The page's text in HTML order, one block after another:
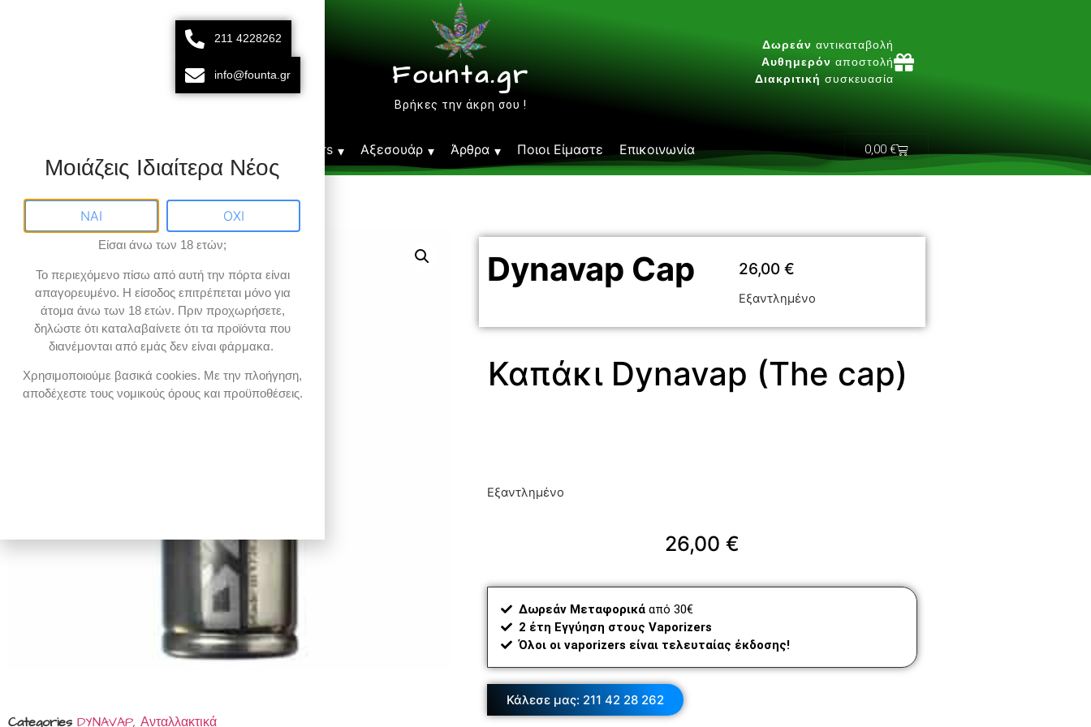
Founta.gr
Βρήκες την άκρη σου !
Δωρεάναντικαταβολή
Αυθημερόναποστολή
Διακριτικήσυσκευασία
Vaporizers Αξεσουάρ Άρθρα Ποιοι Είμαστε Επικοινωνία 0,00€
Categories DYNAVAP, Ανταλλακτικά
Dynavap Cap 26,00 €
Εξαντλημένο
Καπάκι Dynavap (The cap)
Εξαντλημένο
26,00 €
Δωρεάν Μεταφορικάαπό 30€
2 έτη Εγγύηση στους Vaporizers
Όλοι οι vaporizers είναι τελευταίας έκδοσης!
Κάλεσε μας: 211 42 28 262
211 4228262
info@founta.gr
Μοιάζεις Ιδιαίτερα Νέος
ΝΑΙ ΟΧΙ
Είσαι άνω των 18 ετών;
Το περιεχόμενο πίσω από αυτή την πόρτα είναι
απαγορευμένο. Η είσοδος επιτρέπεται μόνο για
άτομα άνω των 18 ετών. Πριν προχωρήσετε,
δηλώστε ότι καταλαβαίνετε ότι τα προϊόντα που
διανέμονται από εμάς δεν είναι φάρμακα.
Χρησιμοποιούμε βασικά cookies. Με την πλοήγηση,
αποδέχεστε τους νομικούς όρους και προϋποθέσεις.